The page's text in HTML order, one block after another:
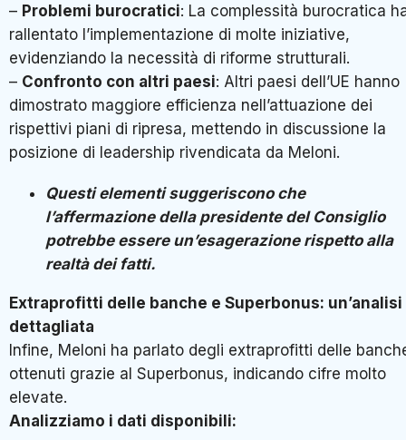
– Problemi burocratici: La complessità burocratica
rallentato l’implementazione di molte iniziative,
evidenziando la necessità di riforme strutturali.
– Confronto con altri paesi: Altri paesi dell’UE hanno
dimostrato maggiore efficienza nell’attuazione dei
rispettivi piani di ripresa, mettendo in discussione la
posizione di leadership rivendicata da Meloni.
Questi elementi suggeriscono che
l’affermazione della presidente del Consiglio
potrebbe essere un’esagerazione rispetto alla
realtà dei fatti.
Extraprofitti delle banche e Superbonus: un’analisi
dettagliata
Infine, Meloni ha parlato degli extraprofitti delle
ottenuti grazie al Superbonus, indicando cifre molto
elevate.
Analizziamo i dati disponibili: